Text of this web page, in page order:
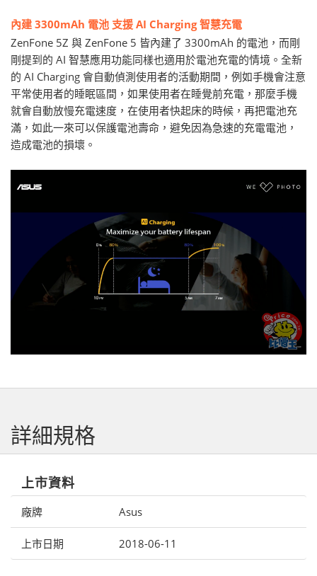
內建 3300mAh 電池 支援 AI Charging 智慧充電
ZenFone 5Z 與 ZenFone 5 皆內建了 3300mAh 的電池，而剛
剛提到的 AI 智慧應用功能同樣也適用於電池充電的情境。全新
的 AI Charging 會自動偵測使用者的活動期間，例如手機會注意
平常使用者的睡眠區間，如果使用者在睡覺前充電，那麼手機
就會自動放慢充電速度，在使用者快起床的時候，再把電池充
滿，如此一來可以保護電池壽命，避免因為急速的充電電池，
造成電池的損壞。
詳細規格
上市資料
廠牌 Asus
上市日期 2018-06-11